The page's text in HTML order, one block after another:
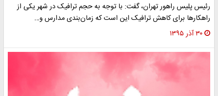
رئیس پلیس راهور تهران، گفت: با توجه به حجم ترافیک در شهر یکی از
راهکارها برای کاهش ترافیک این است که زمان‌بندی مدارس و…
۳۰ آذر ۱۳۹۵